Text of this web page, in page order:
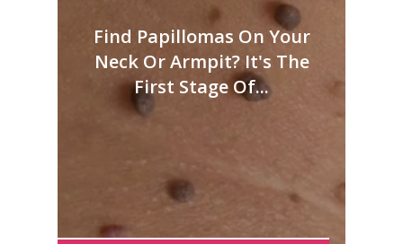
Find Papillomas On Your
Neck Or Armpit? It's The
First Stage Of...